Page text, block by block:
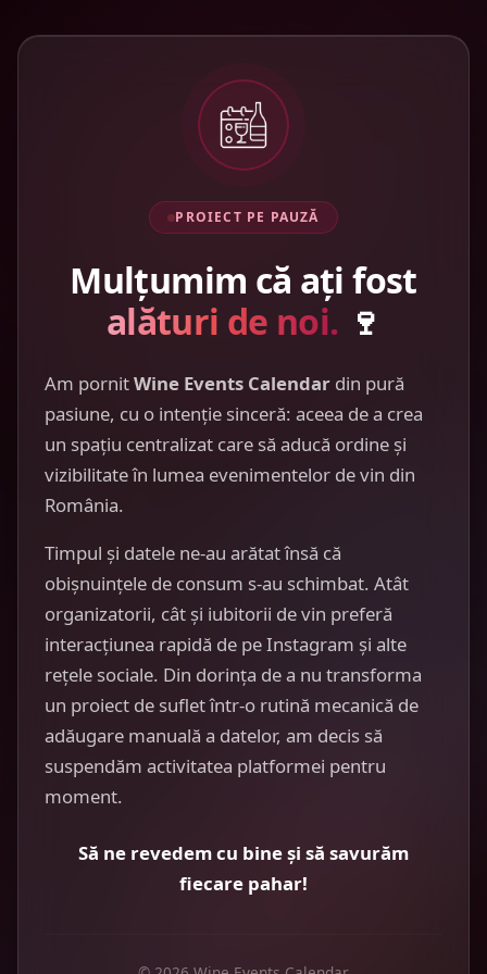
PROIECT PE PAUZĂ
Mulțumim că ați fost
alături de noi. 🍷
Am pornitWine Events Calendar din pură
pasiune, cu o intenție sinceră: aceea de a crea
un spațiu centralizat care să aducă ordine și
vizibilitate în lumea evenimentelor de vin din
România.
Timpul și datele ne-au arătat însă că
obișnuințele de consum s-au schimbat. Atât
organizatorii, cât și iubitorii de vin preferă
interacțiunea rapidă de pe Instagram și alte
rețele sociale. Din dorința de a nu transforma
un proiect de suflet într-o rutină mecanică de
adăugare manuală a datelor, am decis să
suspendăm activitatea platformei pentru
moment.
Să ne revedem cu bine și să savurăm
fiecare pahar!